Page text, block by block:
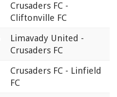
Crusaders FC -
Cliftonville FC
Limavady United -
Crusaders FC
Crusaders FC - Linfield
FC